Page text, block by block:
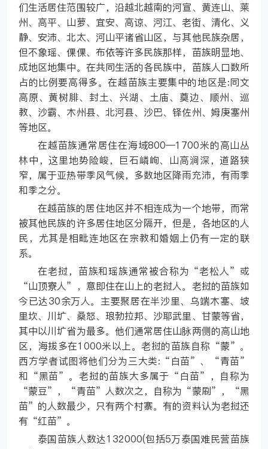
们生活居住范围较广，沿越北越南的河宣、黄连山、莱
州、高平、山萝、宜安、高谅、河江、老街、清化、义
静、安沛、北太、河山平诸省山区，与其他民族杂居，
但不象瑶、倮倮、布依等许多民族那样，苗族明显地、
成地区地集中。在共同生活的各民族中，苗族人口数所
占的比例要高得多。在越苗族主要集中的地区是:同文
高原、黄树腓、封土、兴湖、土庙、奠边、顺州、巡
教、沙霸、木州县、北河县、沙巴、铎佐州、姆庚塞州
等地区。
在越苗族通常居住在海域800—1700米的高山丛
林中，这里地势险峻，巨石嶙峋、山高涧深，道路狭
窄，属于亚热带季风气候，多数地区降雨充沛，有雨季
和季之分。
在越苗族的居住地区并不相连成为一个地带，而常
被其他民族的许多居住地区分隔开，但是，各地区的人
民，尤其是相毗连地区在宗教和婚姻上仍有一定的联
系。
在老挝，苗族和瑶族通常被合称为“老松人”或
“山顶寮人”，意即住在山上的老挝人。老挝的苗族如
今已达30余万人。主要聚居在半沙里、乌端木塞、坡
里坎、川圹、桑怒、琅勃拉邦、沙耶武里、甘蒙等省，
其中以川圹省为最多。他们通常居住山脉两侧的高山地
区，海拔多在1000米以上。老挝的苗族自称“蒙”。
西方学者试图将他们分为三大类:“白苗”、“青苗”
和“黑苗”。老挝的苗族大多属于“白苗”，自称为
“蒙豆”，“青苗”人数次之，自称为“蒙刷”，“黑
苗”的人数最少，只有两个村寨。有的资料认为老挝还
有“红苗”。
泰国苗族人数达132000(包括5万泰国难民营苗族